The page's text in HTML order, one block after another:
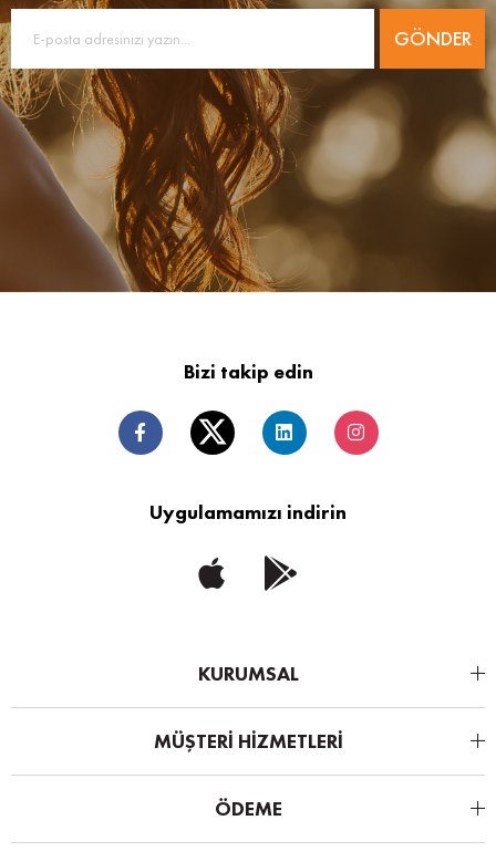
GÖNDER
Bizi takip edin
Uygulamamızı indirin
KURUMSAL
MÜŞTERİ HİZMETLERİ
ÖDEME